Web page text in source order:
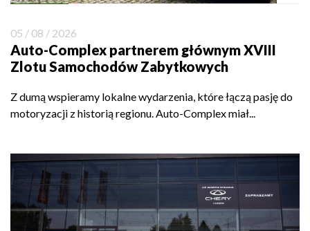
05 / 08 / 2026
Auto-Complex partnerem głównym XVIII
Zlotu Samochodów Zabytkowych
Z dumą wspieramy lokalne wydarzenia, które łączą pasję do
motoryzacji z historią regionu. Auto-Complex miał...